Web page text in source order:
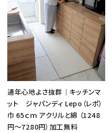
通年心地よさ抜群｜キッチンマ
ット ジャパンディ Lepo（レポ）
巾 65ｃｍ アクリルと綿 （1248
円～7280円）加工無料